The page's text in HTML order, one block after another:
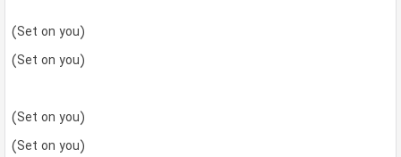
(Set on you)
(Set on you)
(Set on you)
(Set on you)